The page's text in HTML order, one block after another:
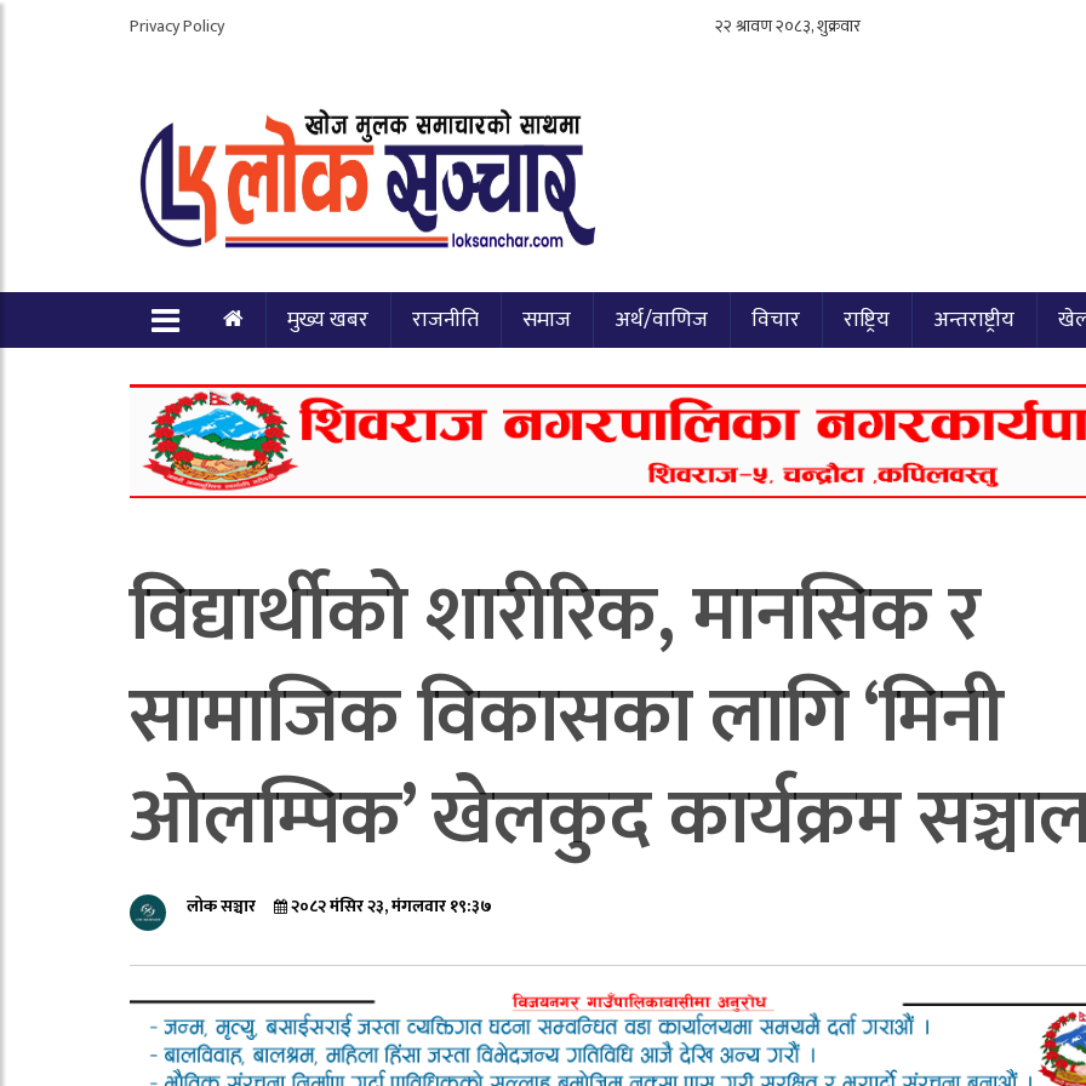
Privacy Policy
मुख्य खबर राजनीति समाज अर्थ/वाणिज विचार राष्ट्रिय अन्तराष्ट्रीय
विद्यार्थीको शारीरिक, मानसिक र
सामाजिक विकासका लागि ‘मिनी
ओलम्पिक’ खेलकुद कार्यक्रम
लोक सञ्चार २०८२ मंसिर २३, मंगलवार १९:३७